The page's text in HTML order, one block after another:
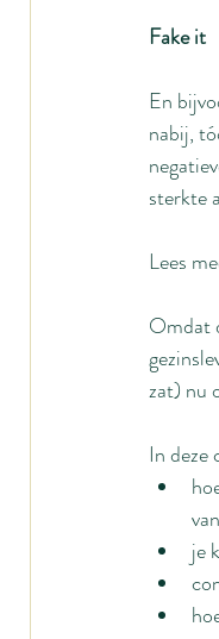
Fake it
En
nabij,
sterkte
Lees
Omdat
zat) nu
In deze
je